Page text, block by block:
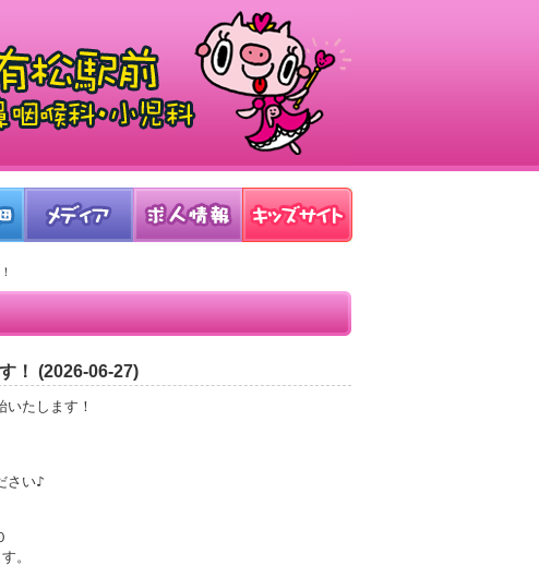
！ (2026-06-27)
たします！
さい♪
。